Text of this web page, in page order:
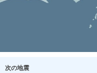
次の地震